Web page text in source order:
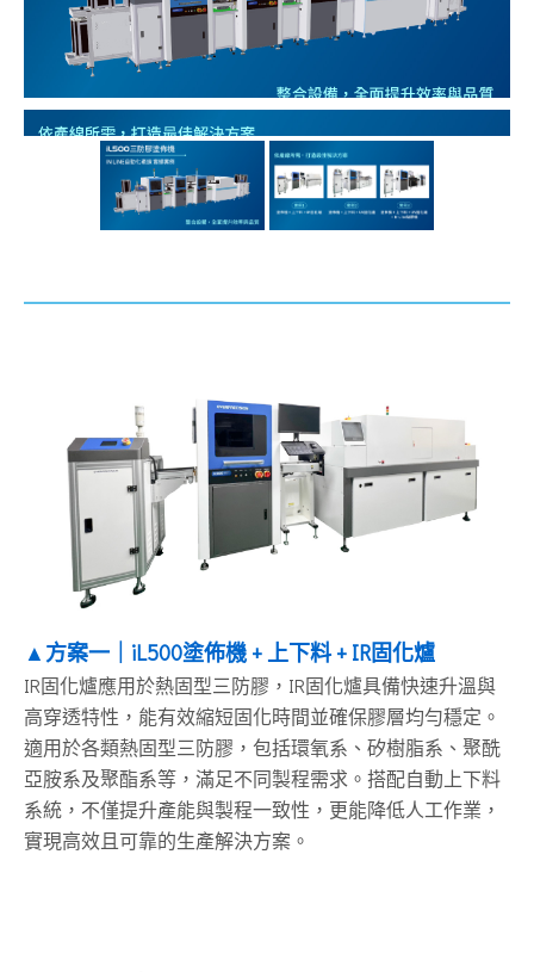
▲方案一｜iL500塗佈機 + 上下料 + IR固化爐
IR固化爐應用於熱固型三防膠 ， IR固化爐具備快速升溫與
高穿透特性，能有效縮短固化時間並確保膠層均勻穩定。
適用於各類熱固型三防膠，包括環氧系、矽樹脂系、聚酰
亞胺系及聚酯系等，滿足不同製程需求。搭配自動上下料
系統，不僅提升產能與製程一致性，更能降低人工作業，
實現高效且可靠的生產解決方案。